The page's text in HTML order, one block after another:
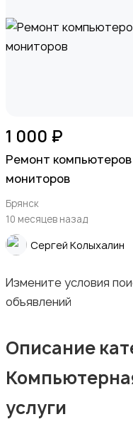
Компьютерные
Деловые услуги
Уборка
1 000 ₽
Ремонт компьютеров
мониторов
Брянск
10 месяцев назад
Сергей Колыхалин
Измените условия
объявлений
Описание
услуги